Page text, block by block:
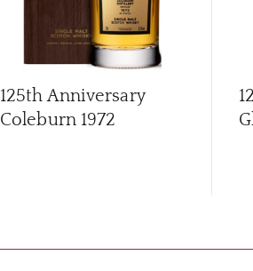
125th Anniversary
Coleburn 1972